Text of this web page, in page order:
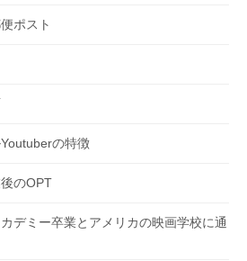
ポスト
の特徴
のOPT
デミー卒業とアメリカの映画学校に通